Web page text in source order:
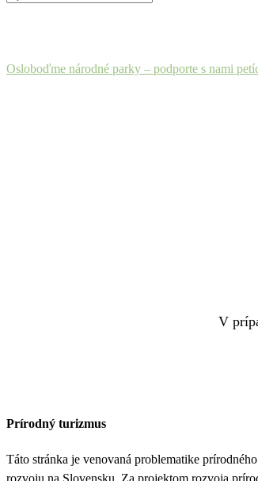
Osloboďme národné parky – podporte s nami
V
Prírodný turizmus
Táto stránka je venovaná problematike